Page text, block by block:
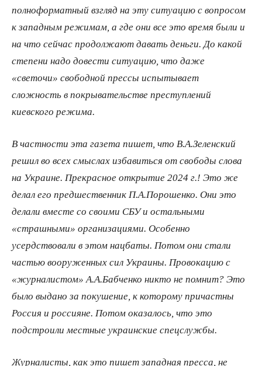
полноформатный взгляд на эту ситуацию с вопросом
к западным режимам, а где они все это время были и
на что сейчас продолжают давать деньги. До какой
степени надо довести ситуацию, что даже
«светочи» свободной прессы испытывает
сложность в покрывательстве преступлений
киевского режима.
В частности эта газета пишет, что В.А.Зеленский
решил во всех смыслах избавиться от свободы слова
на Украине. Прекрасное открытие 2024 г.! Это же
делал его предшественник П.А.Порошенко. Они это
делали вместе со своими СБУ и остальными
«страшными» организациями. Особенно
усердствовали в этом нацбаты. Потом они стали
частью вооруженных сил Украины. Провокацию с
«журналистом» А.А.Бабченко никто не помнит? Это
было выдано за покушение, к которому причастны
Россия и россияне. Потом оказалось, что это
подстроили местные украинские спецслужбы.
Журналисты, как это пишет западная пресса, не